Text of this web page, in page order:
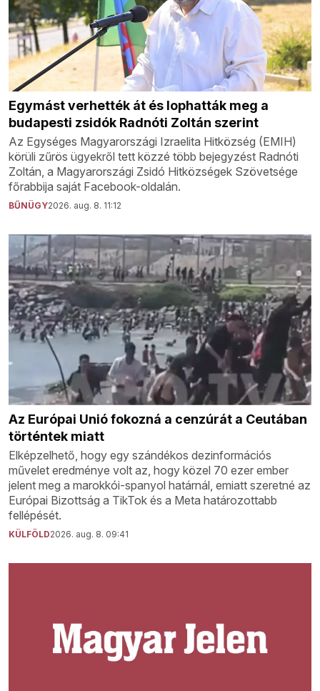
Egymást verhették át és lophatták meg a
budapesti zsidók Radnóti Zoltán szerint
Az Egységes Magyarországi Izraelita Hitközség (EMIH)
körüli zűrös ügyekről tett közzé több bejegyzést Radnóti
Zoltán, a Magyarországi Zsidó Hitközségek Szövetsége
főrabbija saját Facebook-oldalán.
BŰNÜGY2026. aug. 8. 11:12
Az Európai Unió fokozná a cenzúrát a Ceutában
történtek miatt
Elképzelhető, hogy egy szándékos dezinformációs
művelet eredménye volt az, hogy közel 70 ezer ember
jelent meg a marokkói-spanyol határnál, emiatt szeretné az
Európai Bizottság a TikTok és a Meta határozottabb
fellépését.
KÜLFÖLD2026. aug. 8. 09:41